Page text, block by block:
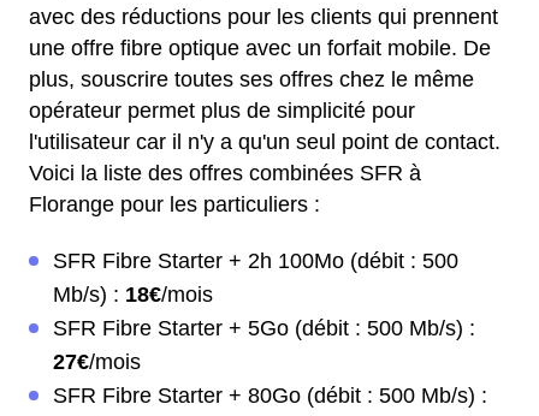
avec des réductions pour les clients qui prennent
une offre fibre optique avec un forfait mobile. De
plus, souscrire toutes ses offres chez le même
opérateur permet plus de simplicité pour
l'utilisateur car il n'y a qu'un seul point de contact.
Voici la liste des offres combinées SFR à
Florange pour les particuliers :
SFR Fibre Starter + 2h 100Mo (débit : 500
Mb/s) : 18€/mois
SFR Fibre Starter + 5Go (débit : 500 Mb/s) :
27€/mois
SFR Fibre Starter + 80Go (débit : 500 Mb/s) :